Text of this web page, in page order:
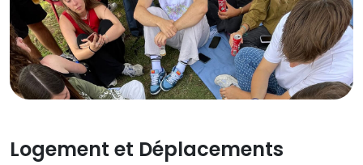
Logement et Déplacements